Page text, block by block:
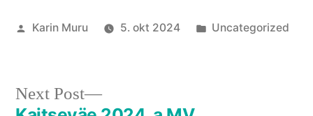
Posted
Karin Muru 5. okt 2024
Posted
Uncategorized
Next Post
Next